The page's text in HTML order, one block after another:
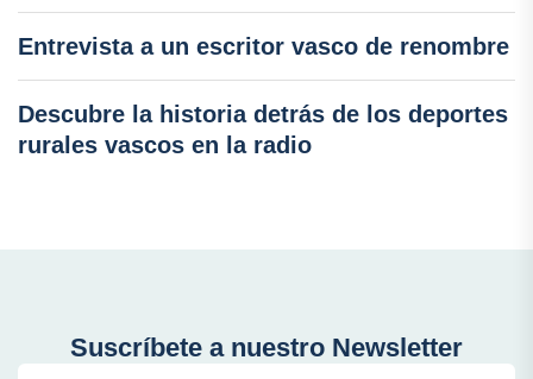
Entrevista a un escritor vasco de renombre
Descubre la historia detrás de los deportes
rurales vascos en la radio
Suscríbete a nuestro Newsletter